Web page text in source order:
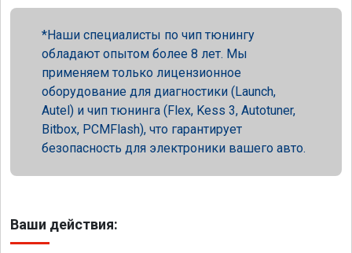
Наши специалисты по чип тюнингу
обладают опытом более 8 лет. Мы
применяем только лицензионное
оборудование для диагностики (Launch,
Autel) и чип тюнинга (Flex, Kess 3, Autotuner,
Bitbox, PCMFlash), что гарантирует
безопасность для электроники вашего авто.
Ваши действия: